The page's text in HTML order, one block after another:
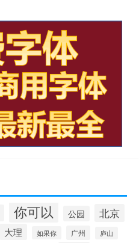
你可以 公园 北京
大理 如果你 广州 庐山